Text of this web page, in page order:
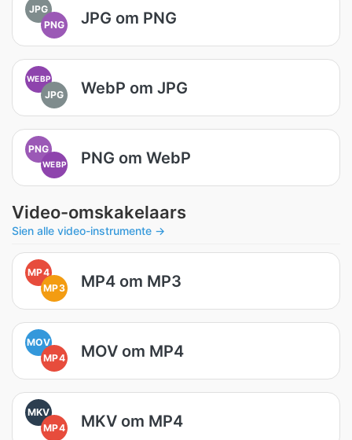
JPG
PNG
JPG om PNG
WEBP
JPG WebP om JPG
PNG
WEBP PNG om WebP
Video-omskakelaars
Sien alle video-instrumente →
MP4
MP3
MP4 om MP3
MOV
MP4
MOV om MP4
MKV
MP4
MKV om MP4